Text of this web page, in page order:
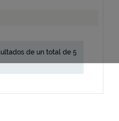
de un total de 5